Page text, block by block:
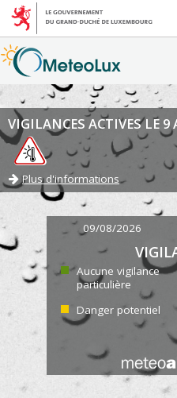
VIGILANCES ACTIVES LE 9
Plus d'informations
09/08/2026
Aucune vigilance
particulière
Danger potentiel